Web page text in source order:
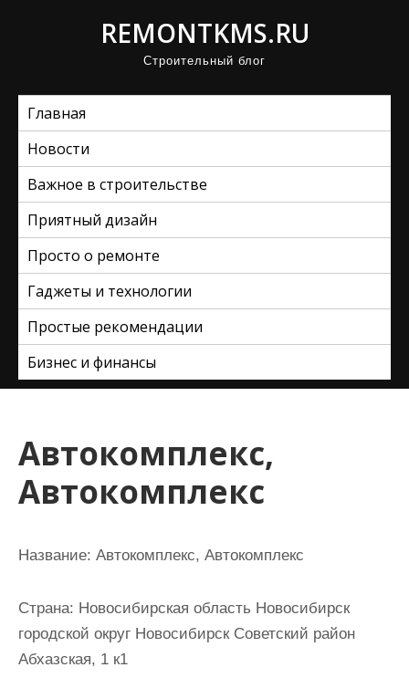
REMONTKMS.RU
Строительный блог
Главная
Новости
Важное в строительстве
Приятный дизайн
Просто о ремонте
Гаджеты и технологии
Простые рекомендации
Бизнес и финансы
Автокомплекс,
Автокомплекс
Название: Автокомплекс, Автокомплекс
Страна: Новосибирская область Новосибирск
городской округ Новосибирск Советский район
Абхазская, 1 к1